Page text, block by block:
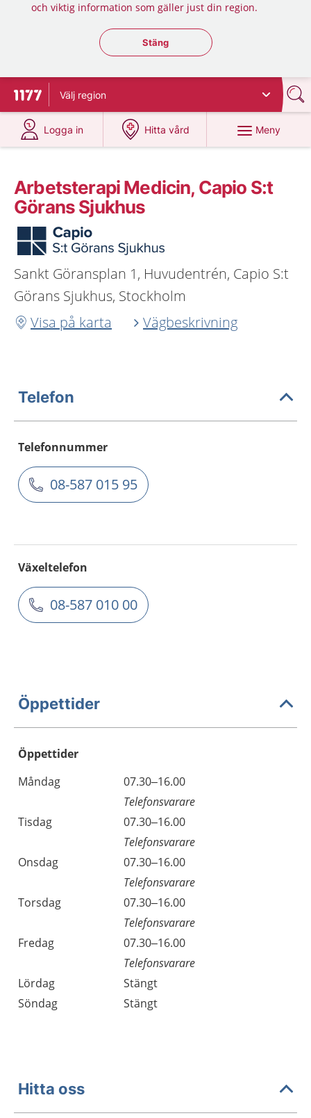
och viktig information som gäller just din region.
Stäng regionsväljaren
Stäng
Till startsidan för 1177
Välj region
Logga in
på 1177.se
Hitta vård
på 1177.se
Meny
Arbetsterapi Medicin, Capio S:t
Görans Sjukhus
Sankt Göransplan 1, Huvudentrén, Capio S:t
Görans Sjukhus, Stockholm
Visa på karta
Vägbeskrivning
Telefon
Telefonnummer
08-587 015 95
Växeltelefon
08-587 010 00
Öppettider
Öppettider
Dag
Öppettider
Kommentarer
Måndag
07.30–16.00
Telefonsvarare
Tisdag
07.30–16.00
Telefonsvarare
Onsdag
07.30–16.00
Telefonsvarare
Torsdag
07.30–16.00
Telefonsvarare
Fredag
07.30–16.00
Telefonsvarare
Lördag
Stängt
Söndag
Stängt
Hitta oss